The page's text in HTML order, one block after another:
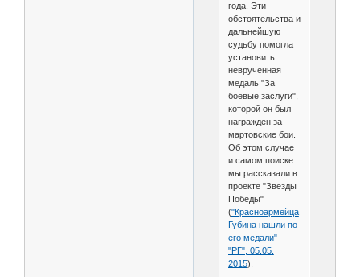
года. Эти
обстоятельства и
дальнейшую
судьбу помогла
установить
неврученная
медаль "За
боевые заслуги",
которой он был
награжден за
мартовские бои.
Об этом случае
и самом поиске
мы рассказали в
проекте "Звезды
Победы"
("Красноармейца
Губина нашли по
его медали" -
"РГ", 05.05.
2015).